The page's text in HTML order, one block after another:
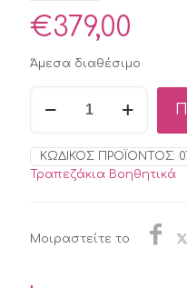
€379,00
Άμεσα διαθέσιμο
Σετ
Karvy
Ξύλινο
Πολύχρωμο
ΚΩΔΙΚΌΣ ΠΡΟΪΌΝΤΟΣ:
Τραπεζάκια Βοηθητικά
Μοιραστείτε το